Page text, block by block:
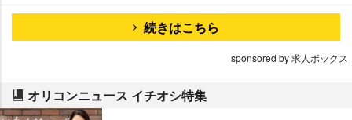
続きはこちら
sponsored by 求人ボックス
オリコンニュース イチオシ特集